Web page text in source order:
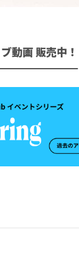
動画 販売中！